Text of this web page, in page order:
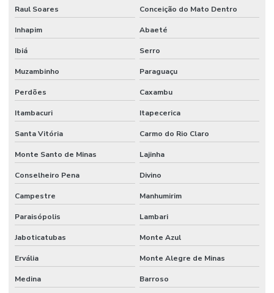
Raul Soares Conceição do Mato Dentro
Inhapim Abaeté
Ibiá Serro
Muzambinho Paraguaçu
Perdões Caxambu
Itambacuri Itapecerica
Santa Vitória Carmo do Rio Claro
Monte Santo de Minas Lajinha
Conselheiro Pena Divino
Campestre Manhumirim
Paraisópolis Lambari
Jaboticatubas Monte Azul
Ervália Monte Alegre de Minas
Medina Barroso